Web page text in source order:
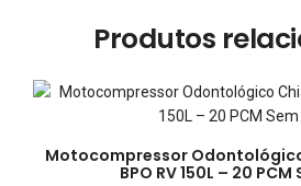
Produtos
Motocompressor
BPO RV 150L – 20